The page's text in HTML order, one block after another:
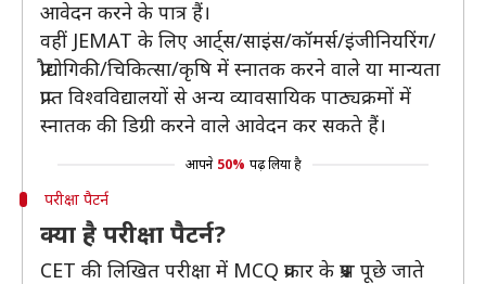
आवेदन करने के पात्र हैं।
वहीं JEMAT के लिए आर्ट्स/साइंस/कॉमर्स/इंजीनियरिंग/
प्रौद्योगिकी/चिकित्सा/कृषि में स्नातक करने वाले या मान्यता
प्राप्त विश्वविद्यालयों से अन्य व्यावसायिक पाठ्यक्रमों में
स्नातक की डिग्री करने वाले आवेदन कर सकते हैं।
आपने 50% पढ़ लिया है
परीक्षा पैटर्न
क्या है परीक्षा पैटर्न?
CET की लिखित परीक्षा में MCQ प्रकार के प्रश्न पूछे जाते